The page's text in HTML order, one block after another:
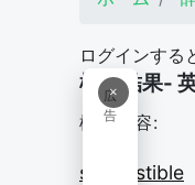
ログインする
×
広
告
検索結果-
検索内容:
suggestible